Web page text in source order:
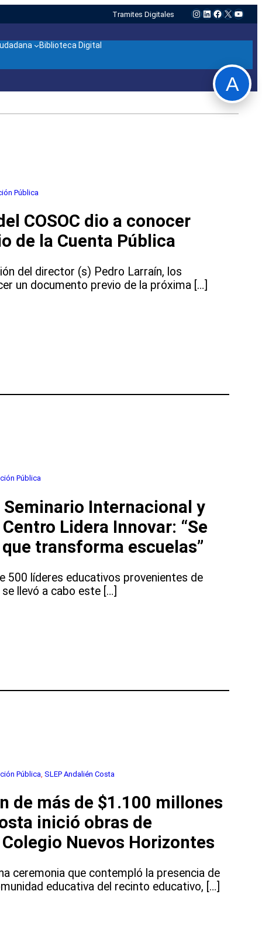
Tramites Digitales Instagram
LinkedIn
Facebook
X
Biblioteca Digital
Pública
COSOC dio a conocer
de la Cuenta Pública
del director (s) Pedro Larraín, los
un documento previo de la próxima […]
Pública
Seminario Internacional y
Lidera Innovar: “Se
transforma escuelas”
500 líderes educativos provenientes de
llevó a cabo este […]
Pública SLEP Andalién Costa
de más de $1.100 millones
inició obras de
Nuevos Horizontes
ceremonia que contempló la presencia de
educativa del recinto educativo, […]
A